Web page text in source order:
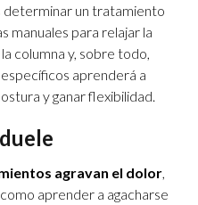
determinar un tratamiento
manuales para relajar la
columna y, sobre todo,
aprenderá a
y ganar flexibilidad.
agravan el dolor,
aprender a agacharse